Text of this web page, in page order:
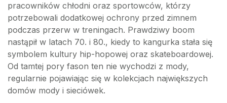
pracowników chłodni oraz sportowców, którzy
potrzebowali dodatkowej ochrony przed zimnem
podczas przerw w treningach. Prawdziwy boom
nastąpił w latach 70. i 80., kiedy to kangurka stała się
symbolem kultury hip-hopowej oraz skateboardowej.
Od tamtej pory fason ten nie wychodzi z mody,
regularnie pojawiając się w kolekcjach największych
domów mody i sieciówek.